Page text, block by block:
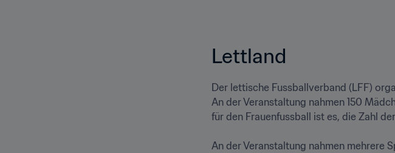
Lettland
Der lettische Fussballverband (LFF)
An der Veranstaltung nahmen 150
für den Frauenfussball ist es, die Zahl
An der Veranstaltung nahmen mehrere